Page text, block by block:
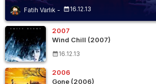
Fatih Varlık 16.12.13
2007
Wind Chill (2007)
16.12.13
2006
Gone (2006)